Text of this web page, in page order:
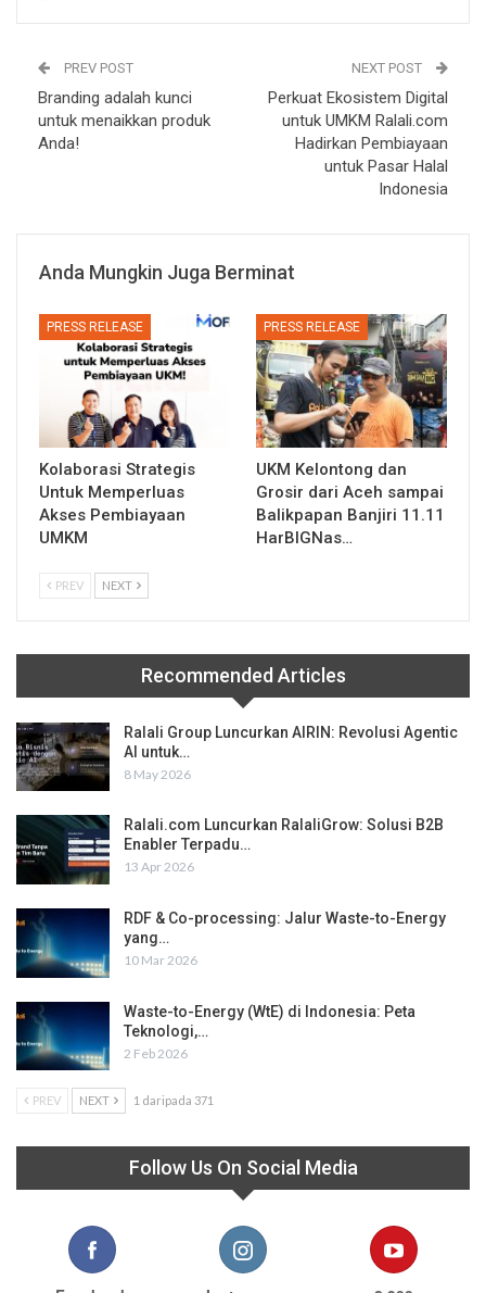
PREV POST
Branding adalah kunci
untuk menaikkan produk
Anda!
NEXT POST
Perkuat Ekosistem Digital
untuk UMKM Ralali.com
Hadirkan Pembiayaan
untuk Pasar Halal
Indonesia
Anda Mungkin Juga Berminat
PRESS RELEASE
Kolaborasi Strategis
Untuk Memperluas
Akses Pembiayaan
UMKM
PRESS RELEASE
UKM Kelontong dan
Grosir dari Aceh sampai
Balikpapan Banjiri 11.11
HarBIGNas…
PREV NEXT
Recommended Articles
Ralali Group Luncurkan AIRIN: Revolusi Agentic
AI untuk…
8 May 2026
Ralali.com Luncurkan RalaliGrow: Solusi B2B
Enabler Terpadu…
13 Apr 2026
RDF & Co-processing: Jalur Waste-to-Energy
yang…
10 Mar 2026
Waste-to-Energy (WtE) di Indonesia: Peta
Teknologi,…
2 Feb 2026
PREV NEXT 1 daripada 371
Follow Us On Social Media